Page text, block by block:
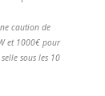
caution de
et 1000€ pour
sous les 10